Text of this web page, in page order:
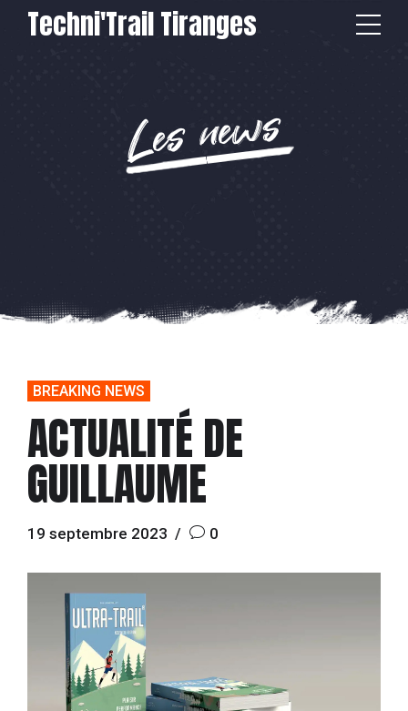
Techni'Trail Tiranges
Les news
BREAKING NEWS
ACTUALITÉ DE
GUILLAUME
19 septembre 2023 0